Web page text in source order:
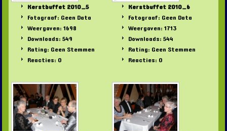
Kerstbuffet 2010_5
Fotograaf: Geen Data
Weergaven: 1698
Downloads: 549
Rating: Geen Stemmen
Reacties: 0
Kerstbuffet 2010_6
Fotograaf: Geen Data
Weergaven: 1713
Downloads: 544
Rating: Geen Stemmen
Reacties: 0